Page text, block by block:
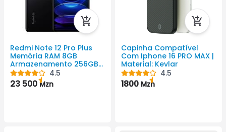
Redmi Note 12 Pro Plus
Memória RAM 8GB
Armazenamento 256GB
5000 Android Cor Preto
1080x2400 Pixel
4.5
23 500Mzn
Capinha Compatível
Com Iphone 16 PRO MAX |
Material: Kevlar
4.5
1800 Mzn